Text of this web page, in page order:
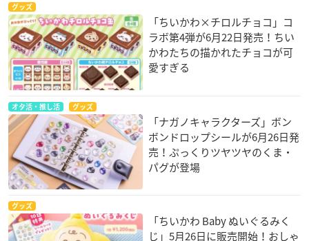
グッズ
「ちいかわ×チロルチョコ」コ
ラボ第4弾が6月22日発売！ちい
かわたちの描かれたチョコが可
愛すぎる
オタ活・推し活 グッズ
「ナガノキャラクターズ」ボン
ボンドロップシールが6月26日発
売！ぷっくりツヤツヤのくま・
パグが登場
グッズ
「ちいかわ Baby ぬいぐるみく
じ」5月26日に販売開始！おしゃ